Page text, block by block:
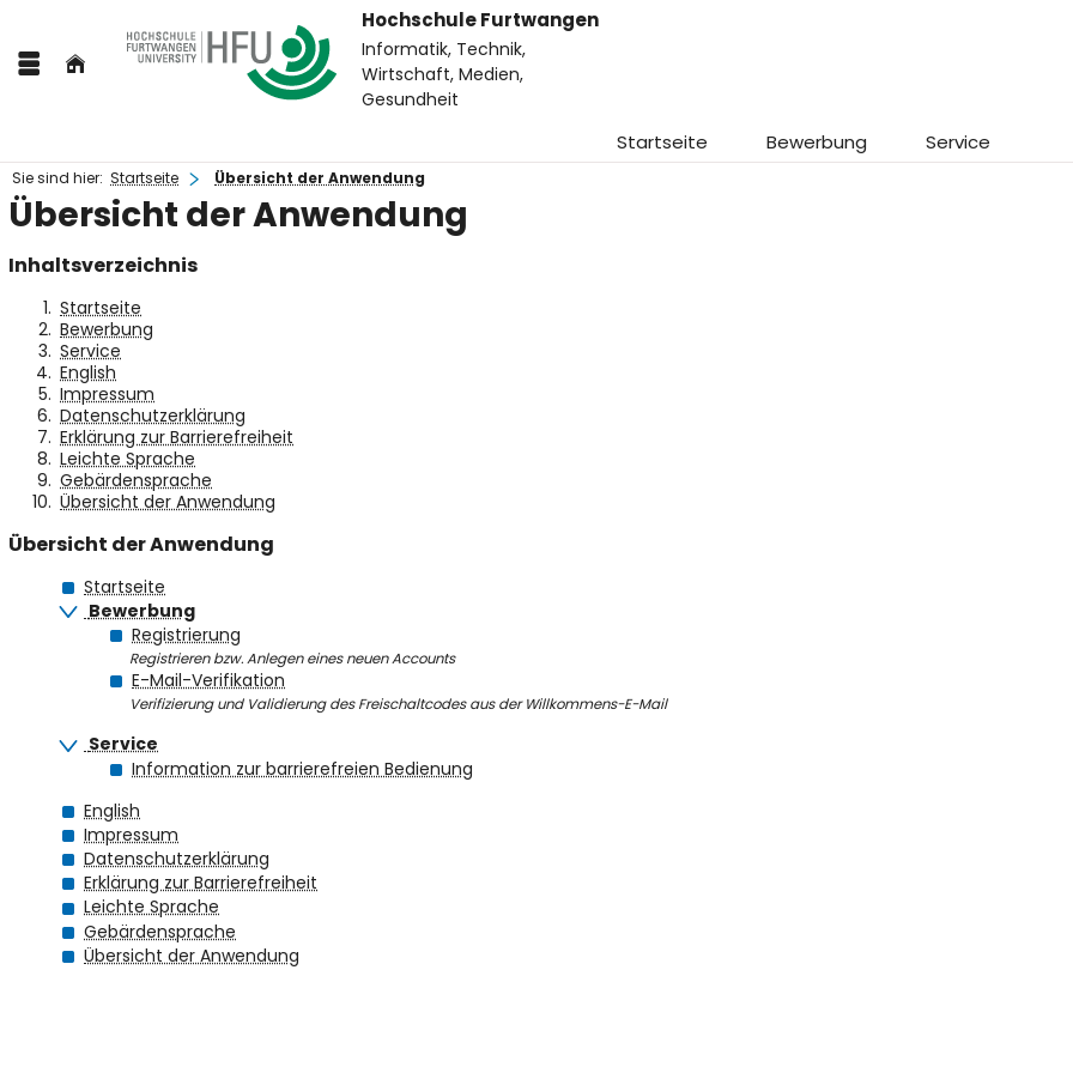
Hochschule Furtwangen
Informatik, Technik,
Wirtschaft, Medien,
Gesundheit
Startseite Bewerbung Service
Sie sind hier: Startseite Übersicht der Anwendung
Übersicht der Anwendung
Inhaltsverzeichnis
Startseite
Bewerbung
Service
English
Impressum
Datenschutzerklärung
Erklärung zur Barrierefreiheit
Leichte Sprache
Gebärdensprache
Übersicht der Anwendung
Übersicht der Anwendung
Startseite
Bewerbung
Registrierung
Registrieren bzw. Anlegen eines neuen Accounts
E-Mail-Verifikation
Verifizierung und Validierung des Freischaltcodes aus der Willkommens-E-Mail
Service
Information zur barrierefreien Bedienung
English
Impressum
Datenschutzerklärung
Erklärung zur Barrierefreiheit
Leichte Sprache
Gebärdensprache
Übersicht der Anwendung